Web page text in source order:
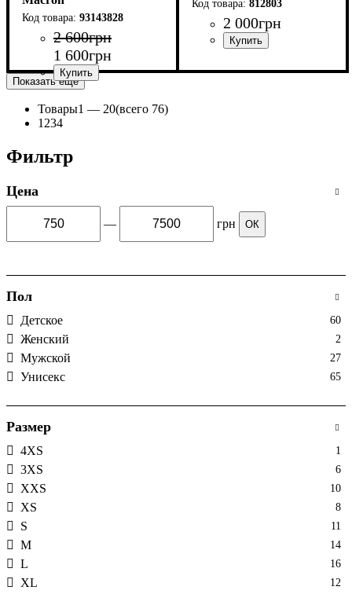
93143828
2 600грн
1 600грн
Пол: Детское, Мужской
Производитель
Цвет: Голубой
812803
2 000грн
Показать еще
Товары1 — 20(всего 76)
1 234
Фильтр
Цена
— грн ОК
Пол
Детское 60
Женский 2
Мужской 27
Унисекс 65
Размер
4XS 1
3XS 6
XXS 10
XS 8
S 11
M 14
L 16
XL 12